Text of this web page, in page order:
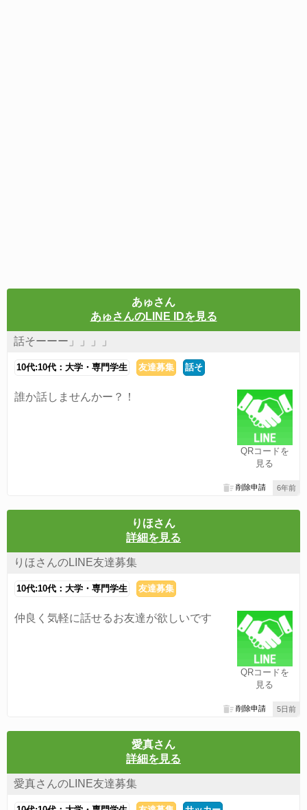
あゅさん
あゅさんのLINE IDを見る
話そーーー」」」」
10代:10代：大学・専門学生 友達募集 話そ
QRコードを
見る
誰か話しませんかー？！
6年前
削除申請
りほさん
詳細を見る
りほさんのLINE友達募集
10代:10代：大学・専門学生 友達募集
QRコードを
見る
仲良く気軽に話せるお友達が欲しいです
5日前
削除申請
愛真さん
詳細を見る
愛真さんのLINE友達募集